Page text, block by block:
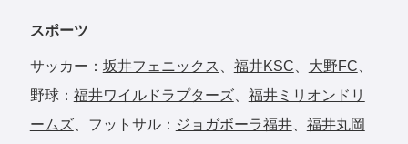
スポーツ
サッカー： 坂井フェニックス 福井KSC 大野FC
野球： 福井ワイルドラプターズ、 福井ミリオンドリ
ームズ、フットサル： ジョガボーラ福井、 福井丸岡